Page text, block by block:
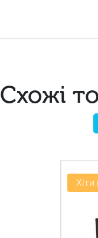
Схожі
Хіти